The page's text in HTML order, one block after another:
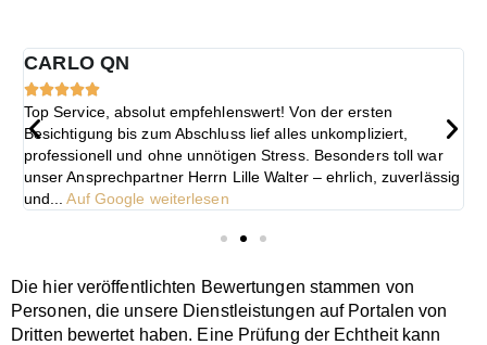
CARLO QN

Top Service, absolut empfehlenswert! Von der ersten
Besichtigung bis zum Abschluss lief alles unkompliziert,
professionell und ohne unnötigen Stress. Besonders toll war
unser Ansprechpartner Herrn Lille Walter – ehrlich, zuverlässig
und...Auf Google weiterlesen
Die hier veröffentlichten Bewertungen stammen von
Personen, die unsere Dienstleistungen auf Portalen von
Dritten bewertet haben. Eine Prüfung der Echtheit kann